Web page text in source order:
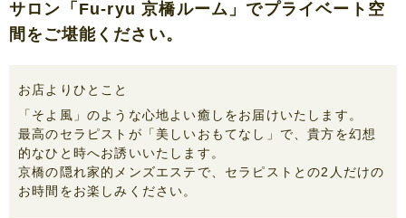
サロン「Fu-ryu 京橋ルーム」でプライベート空
間をご堪能ください。
お店よりひとこと
「そよ風」のような心地よい癒しをお届けいたします。
最高のセラピストが「美しいおもてなし」で、貴方を幻想
的なひと時へお誘いいたします。
京橋の隠れ家的メンズエステで、セラピストとの2人だけの
お時間をお楽しみください。